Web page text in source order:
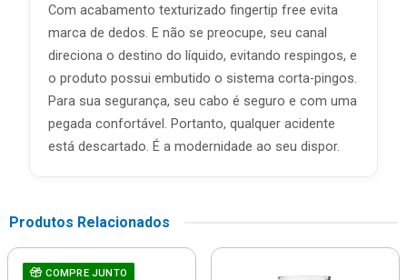
Com acabamento texturizado fingertip free evita
marca de dedos. E não se preocupe, seu canal
direciona o destino do líquido, evitando respingos, e
o produto possui embutido o sistema corta-pingos.
Para sua segurança, seu cabo é seguro e com uma
pegada confortável. Portanto, qualquer acidente
está descartado. É a modernidade ao seu dispor.
Produtos Relacionados
COMPRE JUNTO